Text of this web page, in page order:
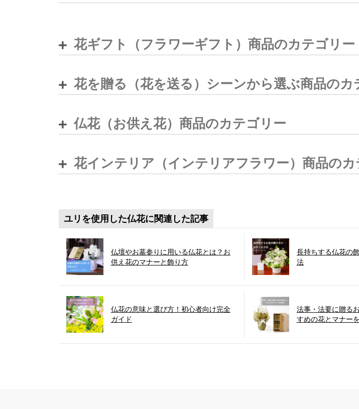
花ギフト（フラワーギフト）商品のカテゴリー
花を贈る（花を送る）シーンから選ぶ商品のカ
仏花（お供え花）商品のカテゴリー
花インテリア（インテリアフラワー）商品のカ
ユリを使用した仏花に関連した記事
仏壇やお墓参りに用いる仏花とは？お
供え花のマナーと飾り方
長持ちする仏花の
法
仏花の意味と選び方！初心者向け完全
ガイド
法事・法要に贈る
すめの花とマナー